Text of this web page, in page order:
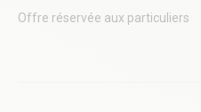
Offre réservée aux particuliers